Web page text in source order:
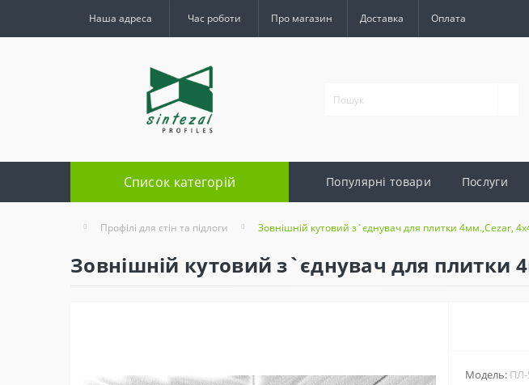
Наша адреса Час роботи Про магазин Доставка Оплата
Список категорій Популярні товари Послуги
Профілі для стін та підлоги Зовнішній кутовий з`єднувач для плитки 4мм.,Cezar,
Зовнішній кутовий з`єднувач для
Модель: ПЛ-